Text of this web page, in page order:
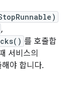
,
를 호출합
서비스의
야 합니다.